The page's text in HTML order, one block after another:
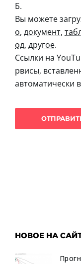
Б.
Вы можете
о, документ,
од, другое.
Ссылки на
рвисы,
автоматически
НОВОЕ НА